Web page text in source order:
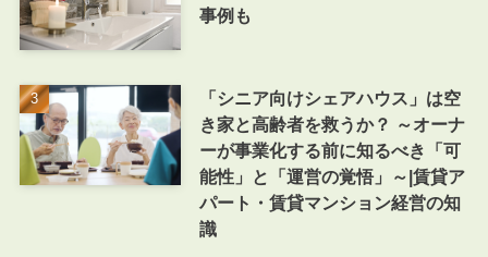
事例も
「シニア向けシェアハウス」は空
き家と高齢者を救うか？ ～オーナ
ーが事業化する前に知るべき「可
能性」と「運営の覚悟」～|賃貸ア
パート・賃貸マンション経営の知
識